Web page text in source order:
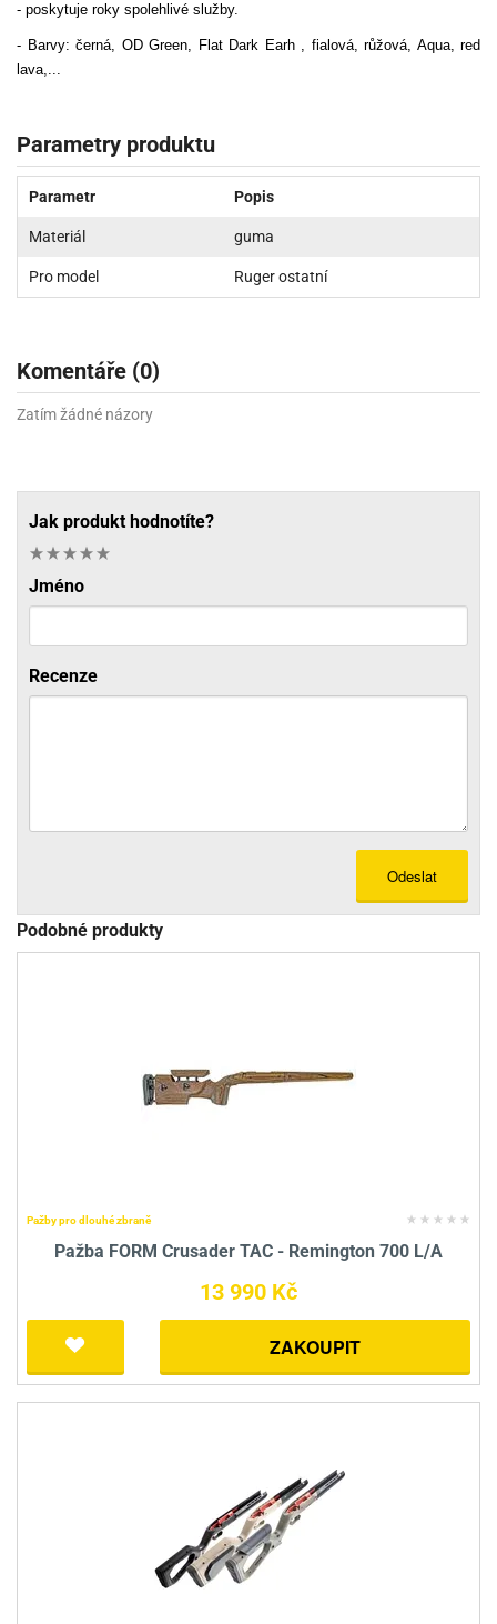
- poskytuje roky spolehlivé služby.
- Barvy: černá, OD Green, Flat Dark Earh , fialová, růžová, Aqua, red
lava,...
Parametry produktu
Parametr Popis
Materiál guma
Pro model Ruger ostatní
Komentáře (0)
Zatím žádné názory
Jak produkt hodnotíte?
Jméno
Recenze
Odeslat
Podobné produkty
Pažby pro dlouhé zbraně
Pažba FORM Crusader TAC - Remington 700 L/A
13 990 Kč
ZAKOUPIT